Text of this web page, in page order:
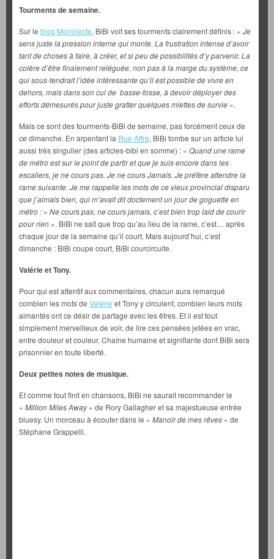
Tourments de semaine.
Sur le blog Monolecte, BiBi voit ses tourments clairement définis : « Je
sens juste la pression interne qui monte. La frustration intense d’avoir
tant de choses à faire, à créer, et si peu de possibilités d’y parvenir. La
colère d’être finalement reléguée, non pas à la marge du système, ce
qui sous-tendrait l’idée intéressante qu’il est possible de vivre en
dehors, mais dans son cul de basse-fosse, à devoir déployer des
efforts démesurés pour juste gratter quelques miettes de survie ».
Mais ce sont des tourments-BiBi de semaine, pas forcément ceux de
cedimanche. En arpentant la Rue Affre, BiBi tombe sur un article lui
aussi très singulier (des articles-bibi en somme) : « Quand une rame
de métro est sur le point de partir et que je suis encore dans les
escaliers, je ne cours pas. Je ne cours Jamais. Je préfère attendre la
rame suivante. Je me rappelle les mots de ce vieux provincial disparu
que j’aimais bien, qui m’avait dit doctement un jour de goguette en
métro : « Ne cours pas, ne cours jamais, c’est bien trop laid de courir
pour rien ». BiBi ne sait que trop qu’au lieu de la rame, c’est… après
chaque jour de la semaine qu’il court. Mais aujourd’hui, c’est
dimanche : BiBi coupe court, BiBi courcircuite.
Valérie et Tony.
Pour qui est attentif aux commentaires, chacun aura remarqué
combien les mots de Valérie et Tony y circulent, combien leurs mots
aimantés ont ce désir de partage avec les êtres. Et il est tout
simplement merveilleux de voir, de lire ces pensées jetées en vrac,
entre douleur et couleur. Chaîne humaine et signifiante dont BiBi sera
prisonnier en toute liberté.
Deux petites notes de musique.
Et comme tout finit en chansons, BiBi ne saurait recommander le
« Million Miles Away» de Rory Gallagher et sa majestueuse entrée
bluesy. Un morceau à écouter dans le « Manoir de mes rêves » de
Stéphane Grappelli.